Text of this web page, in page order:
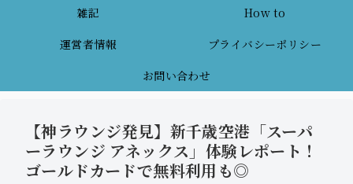
雑記
How to
運営者情報
プライバシーポリシー
お問い合わせ
【神ラウンジ発見】新千歳空港「スーパ
ーラウンジ アネックス」体験レポート！
ゴールドカードで無料利用も◎